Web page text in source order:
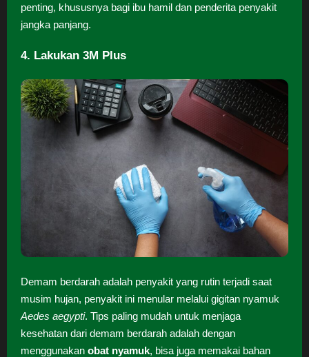
penting, khususnya bagi ibu hamil dan penderita penyakit
jangka panjang.
4. Lakukan 3M Plus
Demam berdarah adalah penyakit yang rutin terjadi saat
musim hujan, penyakit ini menular melalui gigitan nyamuk
Aedes aegypti. Tips paling mudah untuk menjaga
kesehatan dari demam berdarah adalah dengan
menggunakan obat nyamuk, bisa juga memakai bahan